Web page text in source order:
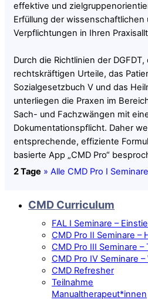
effektive und
Erfüllung der
Verpflichtungen in Ihren
Durch die Richtlinien der
rechtskräftigen Urteile, das
Sozialgesetzbuch V und das
unterliegen die Praxen im
Sach- und Fachzwängen mit
Dokumentationspflicht. Daher
entsprechende, effiziente
basierte App „CMD Pro“
2 Tage » Alle CMD Pro I Seminare
CMD Curriculum
FAL I Seminare –
CMD Pro II Seminare –
CMD Pro III Seminare –
CMD Pro IV Seminare
CMD Refresher
Teilnahme
Manualtherapeut*innen